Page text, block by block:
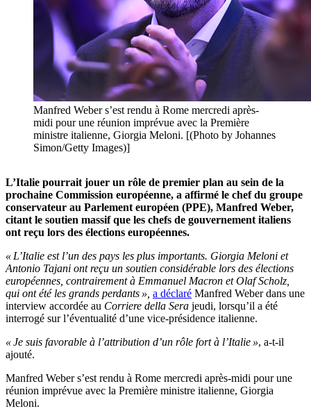
Manfred Weber s’est rendu à Rome mercredi après-
midi pour une réunion imprévue avec la Première
ministre italienne, Giorgia Meloni. [(Photo by Johannes
Simon/Getty Images)]
L’Italie pourrait jouer un rôle de premier plan au sein de la
prochaine Commission européenne, a affirmé le chef du groupe
conservateur au Parlement européen (PPE), Manfred Weber,
citant le soutien massif que les chefs de gouvernement italiens
ont reçu lors des élections européennes.
« L’Italie est l’un des pays les plus importants. Giorgia Meloni et
Antonio Tajani ont reçu un soutien considérable lors des élections
européennes, contrairement à Emmanuel Macron et Olaf Scholz,
qui ont été les grands perdants », a déclaré Manfred Weber dans une
interview accordée au Corriere della Sera jeudi, lorsqu’il a été
interrogé sur l’éventualité d’une vice-présidence italienne.
« Je suis favorable à l’attribution d’un rôle fort à l’Italie », a-t-il
ajouté.
Manfred Weber s’est rendu à Rome mercredi après-midi pour une
réunion imprévue avec la Première ministre italienne, Giorgia
Meloni.